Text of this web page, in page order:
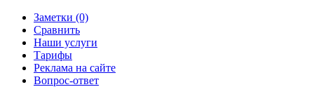
Заметки (0)
Сравнить
Наши услуги
Тарифы
Реклама на сайте
Вопрос-ответ